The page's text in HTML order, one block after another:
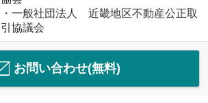
・一般社団法人 近畿地区不動産公正取
引協議会
お問い合わせ(無料)